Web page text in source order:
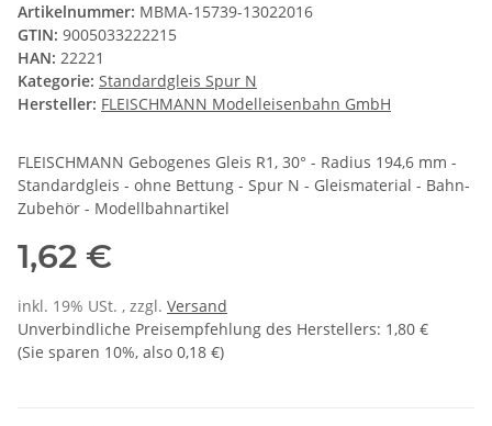
Artikelnummer: MBMA-15739-13022016
GTIN: 9005033222215
HAN: 22221
Kategorie: Standardgleis Spur N
Hersteller: FLEISCHMANN Modelleisenbahn GmbH
FLEISCHMANN Gebogenes Gleis R1, 30° - Radius 194,6 mm -
Standardgleis - ohne Bettung - Spur N - Gleismaterial - Bahn-
Zubehör - Modellbahnartikel
1,62 €
inkl. 19% USt. , zzgl. Versand
Unverbindliche Preisempfehlung des Herstellers: 1,80 €
(Sie sparen 10%, also 0,18 €)